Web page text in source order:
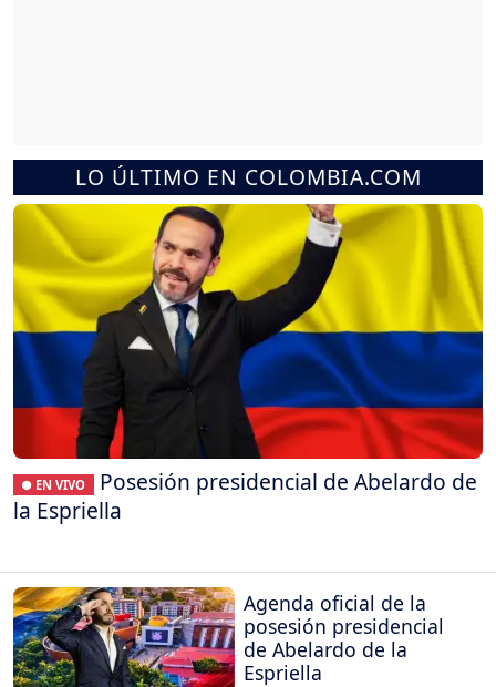
LO ÚLTIMO EN COLOMBIA.COM
● EN VIVO
Posesión presidencial de Abelardo de
la Espriella
Agenda oficial de la
posesión presidencial
de Abelardo de la
Espriella